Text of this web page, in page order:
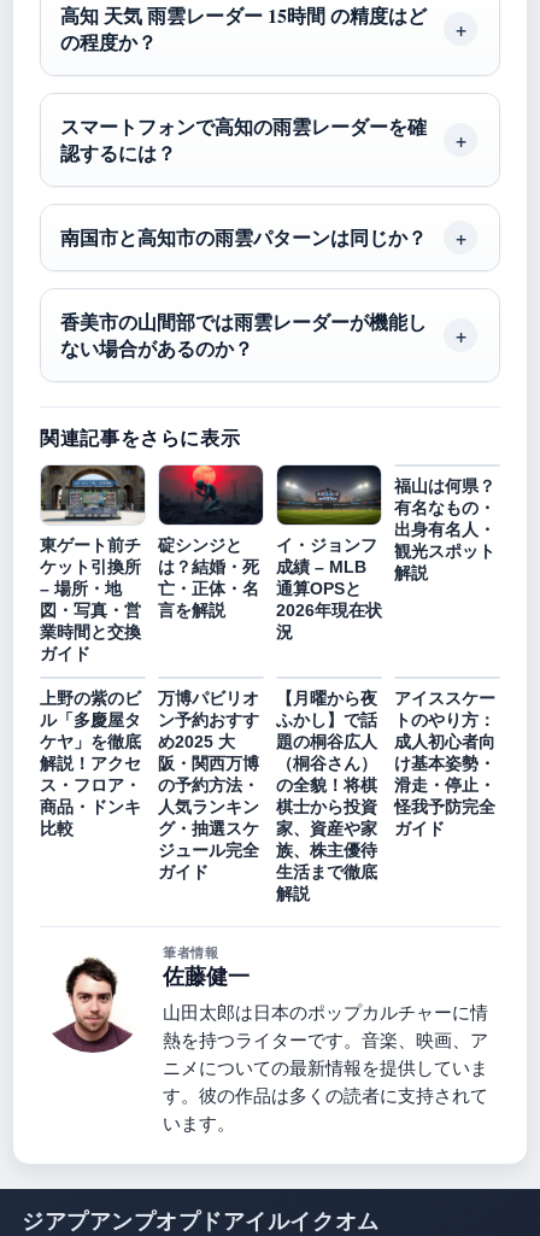
高知 天気 雨雲レーダー 15時間 の精度はど
の程度か？
スマートフォンで高知の雨雲レーダーを確
認するには？
南国市と高知市の雨雲パターンは同じか？
香美市の山間部では雨雲レーダーが機能し
ない場合があるのか？
関連記事をさらに表示
東ゲート前チ
ケット引換所
– 場所・地
図・写真・営
業時間と交換
ガイド
碇シンジと
は？結婚・死
亡・正体・名
言を解説
イ・ジョンフ
成績 – MLB
通算OPSと
2026年現在状
況
福山は何県？
有名なもの・
出身有名人・
観光スポット
解説
上野の紫のビ
ル「多慶屋タ
ケヤ」を徹底
解説！アクセ
ス・フロア・
商品・ドンキ
比較
万博パビリオ
ン予約おすす
め2025 大
阪・関西万博
の予約方法・
人気ランキン
グ・抽選スケ
ジュール完全
ガイド
【月曜から夜
ふかし】で話
題の桐谷広人
（桐谷さん）
の全貌！将棋
棋士から投資
家、資産や家
族、株主優待
生活まで徹底
解説
アイススケー
トのやり方：
成人初心者向
け基本姿勢・
滑走・停止・
怪我予防完全
ガイド
筆者情報
佐藤健一
山田太郎は日本のポップカルチャーに情
熱を持つライターです。音楽、映画、ア
ニメについての最新情報を提供していま
す。彼の作品は多くの読者に支持されて
います。
ジアプアンプオプドアイルイクオム